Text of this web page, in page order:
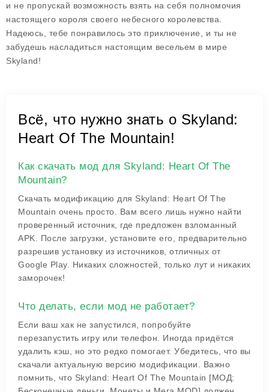
и не пропускай возможность взять на себя полномочия
настоящего короля своего небесного королевства.
Надеюсь, тебе понравилось это приключение, и ты не
забудешь насладиться настоящим весельем в мире
Skyland!
Всё, что нужно знать о Skyland:
Heart Of The Mountain!
Как скачать мод для Skyland: Heart Of The
Mountain?
Скачать модификацию для Skyland: Heart Of The
Mountain очень просто. Вам всего лишь нужно найти
проверенный источник, где предложен взломанный
APK. После загрузки, установите его, предварительно
разрешив установку из источников, отличных от
Google Play. Никаких сложностей, только лут и никаких
заморочек!
Что делать, если мод не работает?
Если ваш хак не запустился, попробуйте
перезапустить игру или телефон. Иногда придётся
удалить кэш, но это редко помогает. Убедитесь, что вы
скачали актуальную версию модификации. Важно
помнить, что Skyland: Heart Of The Mountain [МОД: